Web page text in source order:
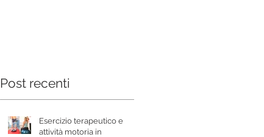
Post recenti
Esercizio terapeutico e
attività motoria in